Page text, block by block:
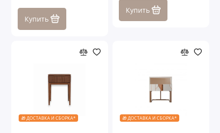
Купить
Купить
🎁 ДОСТАВКА И СБОРКА* 🎁 ДОСТАВКА И СБОРКА*